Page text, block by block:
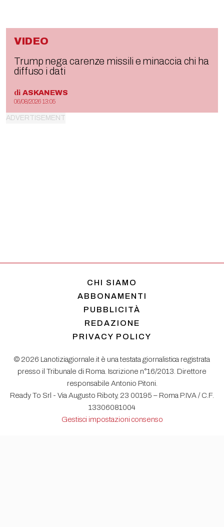
VIDEO
Trump nega carenze missili e minaccia chi ha
diffuso i dati
di ASKANEWS
06/08/2026 13:05
CHI SIAMO
ABBONAMENTI
PUBBLICITÀ
REDAZIONE
PRIVACY POLICY
© 2026 Lanotiziagiornale.it è una testata giornalistica registrata
presso il Tribunale di Roma. Iscrizione n°16/2013. Direttore
responsabile Antonio Pitoni.
Ready To Srl - Via Augusto Riboty, 23 00195 – Roma P.IVA / C.F.
13306081004
Gestisci impostazioni consenso